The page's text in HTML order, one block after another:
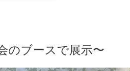
のブースで展示〜